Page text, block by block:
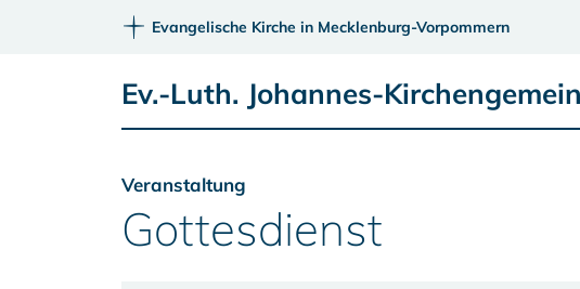
Evangelische Kirche in Mecklenburg-Vorpommern
Ev.-Luth. Johannes-
Veranstaltung
Gottesdienst